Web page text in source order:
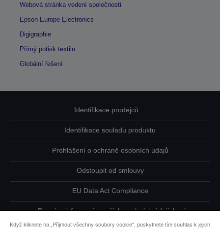
Webová stránka vedení společnosti
Epson Europe Electronics
Digigraphie
Přímý potisk textilu
Globální řešení
Identifikace prodejců
Identifikace souladu produktu
Prohlášení o ochraně osobních údajů
Odstoupit od smlouvy
EU Data Act Compliance
Pro více informací o vašich osobních údajích nás
Když kliknete na „Přijmout všechny soubory cookie“, poskytnete tím souhlas k jejich